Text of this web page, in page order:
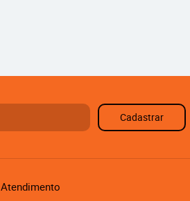
Cadastrar
Atendimento